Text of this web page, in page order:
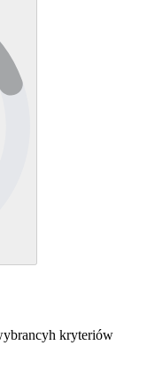
kryteriów